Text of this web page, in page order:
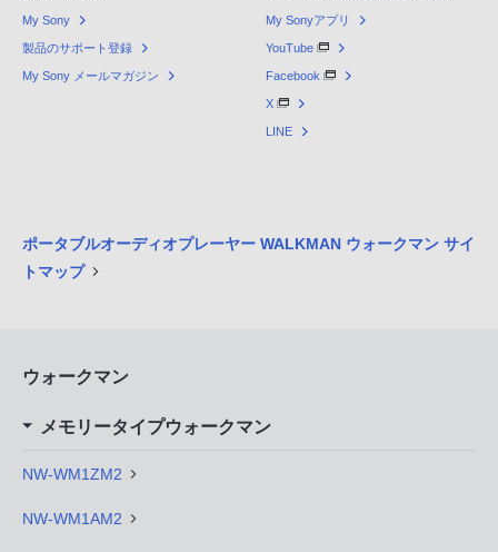
My Sony
製品のサポート登録
My Sony メールマガジン
My Sonyアプリ
YouTube
Facebook
X
LINE
ポータブルオーディオプレーヤー WALKMAN ウォークマン サイ
トマップ
ウォークマン
メモリータイプウォークマン
NW-WM1ZM2
NW-WM1AM2